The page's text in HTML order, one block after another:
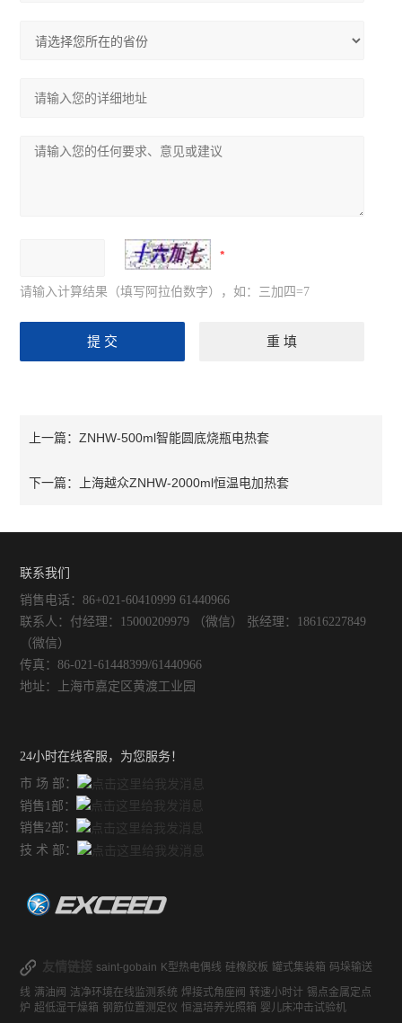
请输入计算结果（填写阿拉伯数字），如：三加四=7
上一篇：ZNHW-500ml智能圆底烧瓶电热套
下一篇： 上海越众ZNHW-2000ml恒温电加热套
联系我们
销售电话：86+021-60410999 61440966
联系人：付经理：15000209979 （微信） 张经理：18616227849
（微信）
传真：86-021-61448399/61440966
地址：上海市嘉定区黄渡工业园
24小时在线客服，为您服务！
市 场 部：
销售1部：
销售2部：
技 术 部：
友情链接 saint-gobain K型热电偶线 硅橡胶板 罐式集装箱 码垛输送
线 满油阀 洁净环境在线监测系统 焊接式角座阀 转速小时计 锡点金属定点
炉 超低湿干燥箱 钢筋位置测定仪 恒温培养光照箱 婴儿床冲击试验机